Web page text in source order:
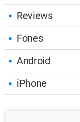
Reviews
Fones
Android
iPhone